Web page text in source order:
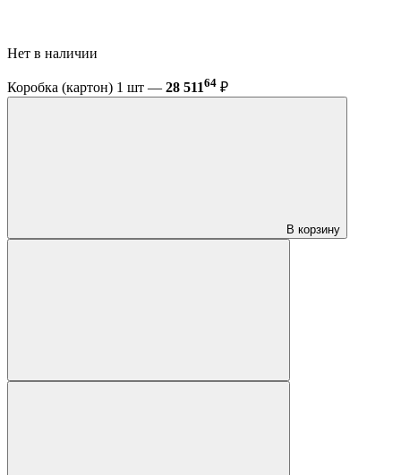
Нет в наличии
Коробка (картон) 1 шт — 28 51164 ₽
В корзину